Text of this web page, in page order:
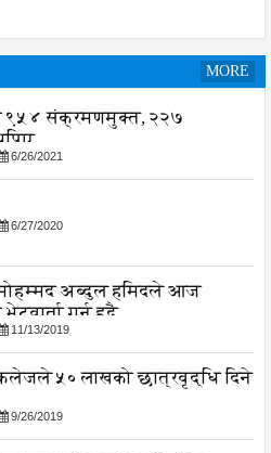
MORE
९५४ संक्रमणमुक्त, २२७
6/26/2021
6/27/2020
मोहम्मद अब्दुल हमिदले आज
गर्नु हुदै,
11/13/2019
कलेजले ५० लाखको छात्रवृद्धि दिने
9/26/2019